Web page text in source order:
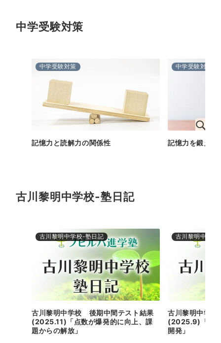
中学受験対策
中学受験対策
記憶力と読解力の関係性
中学受験対策
記憶力を鍛える
古川黎明中学校-塾日記
古川黎明中学校-塾日記
古川黎明中学校 後期中間テスト結果
(2025.11)「点数が爆発的に向上、課
題からの解放」
古川黎明中学校
古川黎明中学
(2025.9)「天
開発」